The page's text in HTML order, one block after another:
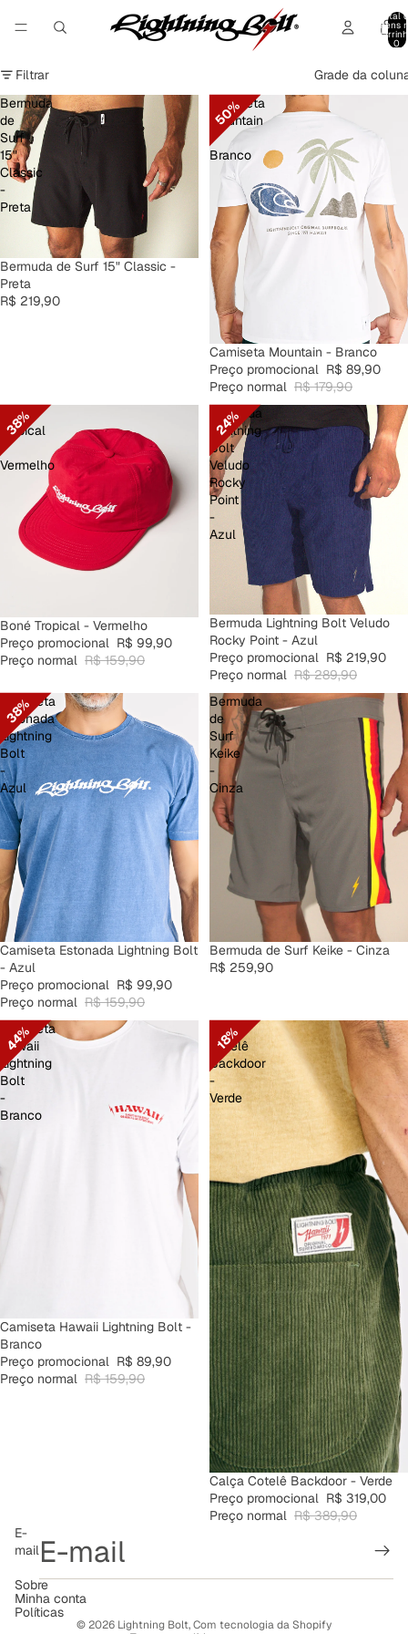
Total
itens
0
Filtrar
Grade da
Bermuda
de
Surf
15"
Classic
-
Preta
Bermuda de Surf 15" Classic -
Preta
R$ 219,90
50%
Camiseta
Mountain
-
Branco
PROMOÇÃO
Camiseta Mountain - Branco
Preço promocional R$ 89,90
Preço normal R$ 179,90
38%
Boné
Tropical
-
Vermelho
PROMOÇÃO
Boné Tropical - Vermelho
Preço promocional R$ 99,90
Preço normal R$ 159,90
24%
Bermuda
Lightning
Bolt
Veludo
Rocky
Point
-
Azul
PROMOÇÃO
Bermuda Lightning Bolt Veludo
Rocky Point - Azul
Preço promocional R$ 219,90
Preço normal R$ 289,90
38%
Camiseta
Estonada
Lightning
Bolt
-
Azul
PROMOÇÃO
Camiseta Estonada Lightning Bolt
- Azul
Preço promocional R$ 99,90
Preço normal R$ 159,90
Bermuda
de
Surf
Keike
-
Cinza
Bermuda de Surf Keike - Cinza
R$ 259,90
44%
Camiseta
Hawaii
Lightning
Bolt
-
Branco
PROMOÇÃO
Camiseta Hawaii Lightning Bolt -
Branco
Preço promocional R$ 89,90
Preço normal R$ 159,90
18%
Calça
Cotelê
Backdoor
-
Verde
PROMOÇÃO
Calça Cotelê Backdoor - Verde
Preço promocional R$ 319,00
Preço normal R$ 389,90
E-
mail
Sobre
Minha conta
Políticas
© 2026 Lightning Bolt,Com tecnologia da Shopify
Política de privacidade
Termos de serviço
Política de frete